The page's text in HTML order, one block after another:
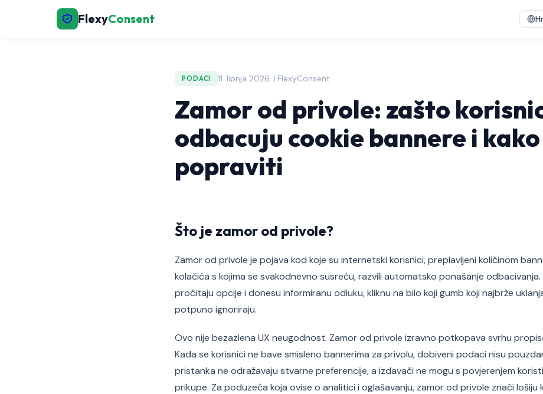
FlexyConsent
PODACI 11. lipnja 2026. | FlexyConsent
Zamor od privole: zašto
odbacuju cookie bannere i
popraviti
Što je zamor od privole?
Zamor od privole je pojava kod koje su internetski korisnici, preplavljeni količinom
kolačića s kojima se svakodnevno susreću, razvili automatsko ponašanje
pročitaju opcije i donesu informiranu odluku, kliknu na bilo koji gumb koji najbrže
potpuno ignoriraju.
Ovo nije bezazlena UX neugodnost. Zamor od privole izravno potkopava svrhu
Kada se korisnici ne bave smisleno bannerima za privolu, dobiveni podaci nisu
pristanka ne odražavaju stvarne preferencije, a izdavači ne mogu s povjerenjem
prikupe. Za poduzeća koja ovise o analitici i oglašavanju, zamor od privole znači lošiju